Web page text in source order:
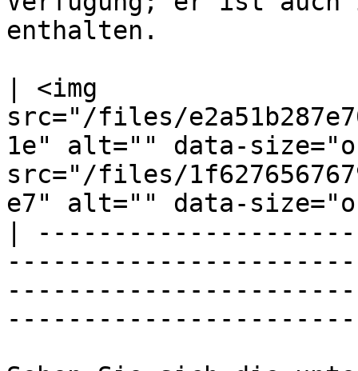
enthalten.
| <img
src="/files/
1e" alt="" data-
src="/files/
e7" alt="" data-
|